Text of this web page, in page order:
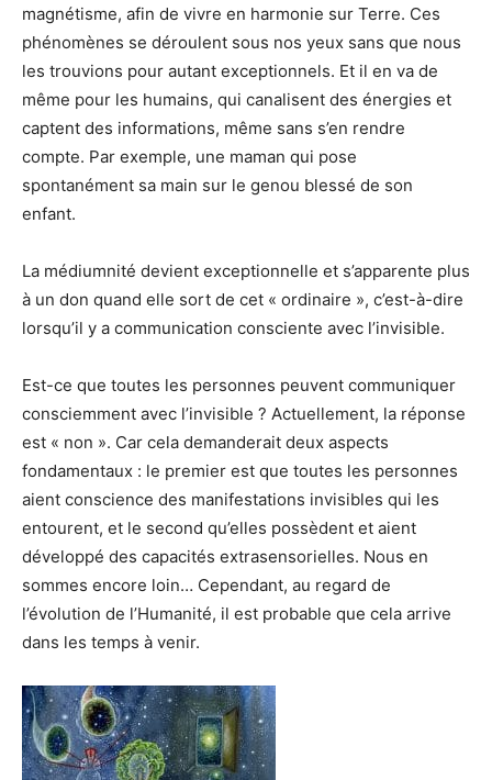
magnétisme, afin de vivre en harmonie sur Terre. Ces
phénomènes se déroulent sous nos yeux sans que nous
les trouvions pour autant exceptionnels. Et il en va de
même pour les humains, qui canalisent des énergies et
captent des informations, même sans s’en rendre
compte. Par exemple, une maman qui pose
spontanément sa main sur le genou blessé de son
enfant.
La médiumnité devient exceptionnelle et s’apparente plus
à un don quand elle sort de cet « ordinaire », c’est-à-dire
lorsqu’il y a communication consciente avec l’invisible.
Est-ce que toutes les personnes peuvent communiquer
consciemment avec l’invisible ? Actuellement, la réponse
est « non ». Car cela demanderait deux aspects
fondamentaux : le premier est que toutes les personnes
aient conscience des manifestations invisibles qui les
entourent, et le second qu’elles possèdent et aient
développé des capacités extrasensorielles. Nous en
sommes encore loin… Cependant, au regard de
l’évolution de l’Humanité, il est probable que cela arrive
dans les temps à venir.